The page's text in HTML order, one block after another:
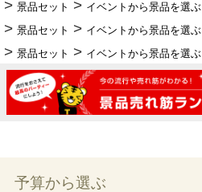
景品セット
イベントから景品を選ぶ
景品セット
イベントから景品を選ぶ
景品セット
イベントから景品を選ぶ
予算から選ぶ